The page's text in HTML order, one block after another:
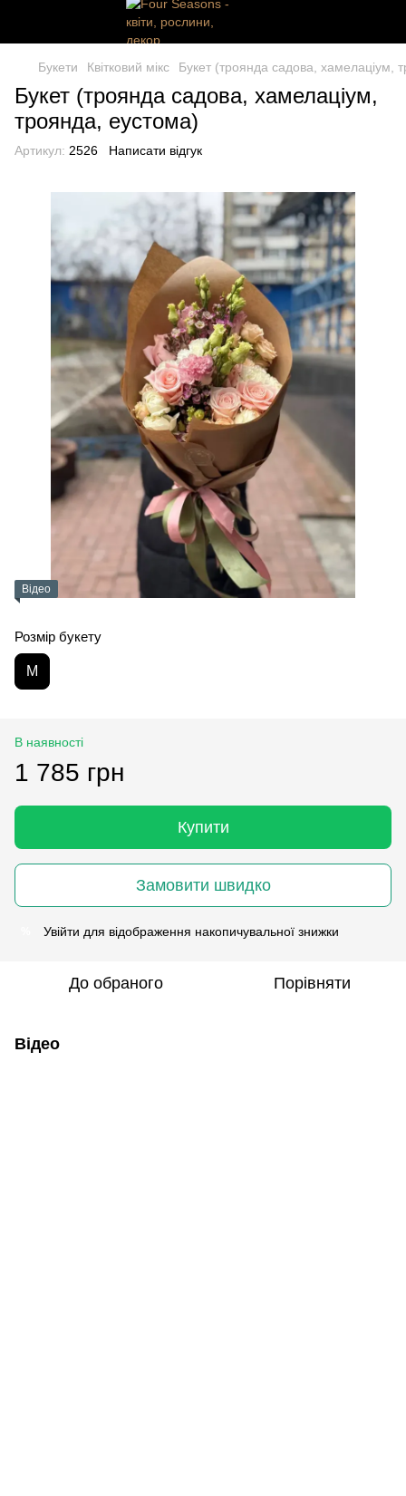
Букети Квітковий мікс Букет (троянда садова, хамелаціум,
Букет (троянда садова, хамелаціум,
троянда, еустома)
Артикул: 2526 Написати відгук
Відео
Розмір букету
M
В наявності
1 785 грн
Купити
Замовити швидко
Увійти для відображення накопичувальної знижки
До обраного Порівняти
Відео